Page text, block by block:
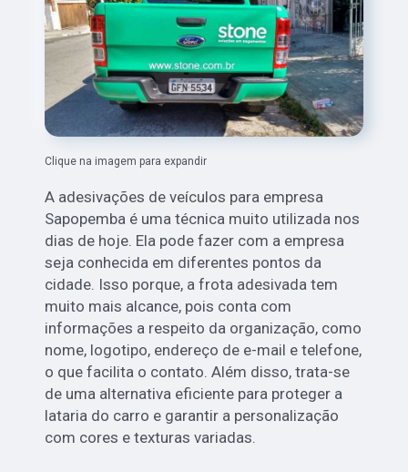
Clique na imagem para expandir
A adesivações de veículos para empresa
Sapopemba é uma técnica muito utilizada nos
dias de hoje. Ela pode fazer com a empresa
seja conhecida em diferentes pontos da
cidade. Isso porque, a frota adesivada tem
muito mais alcance, pois conta com
informações a respeito da organização, como
nome, logotipo, endereço de e-mail e telefone,
o que facilita o contato. Além disso, trata-se
de uma alternativa eficiente para proteger a
lataria do carro e garantir a personalização
com cores e texturas variadas.